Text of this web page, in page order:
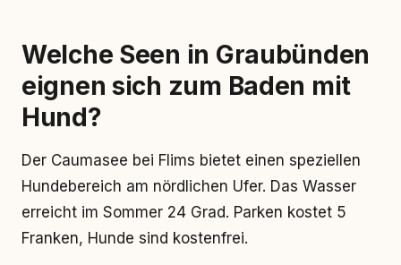
Welche Seen in Graubünden
eignen sich zum Baden mit
Hund?
Der Caumasee bei Flims bietet einen speziellen
Hundebereich am nördlichen Ufer. Das Wasser
erreicht im Sommer 24 Grad. Parken kostet 5
Franken, Hunde sind kostenfrei.